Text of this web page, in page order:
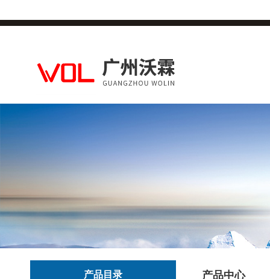
产品目录 产品中心